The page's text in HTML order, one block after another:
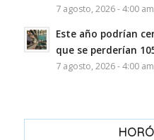
7 agosto, 2026 - 4:00 am
Este año podrían
que se perderían
7 agosto, 2026 - 4:00 am